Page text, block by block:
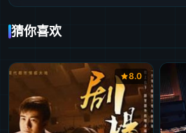
猜你喜欢
8.0